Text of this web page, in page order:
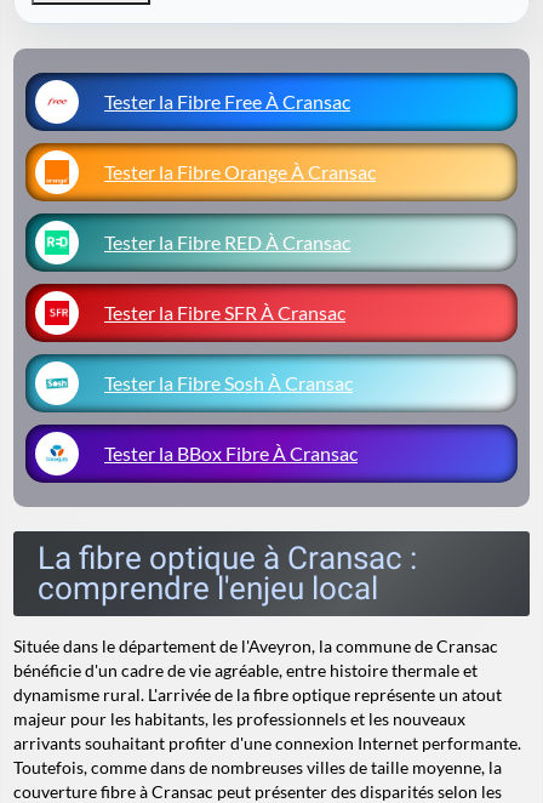
Tester la Fibre Free À Cransac
Tester la Fibre Orange À Cransac
Tester la Fibre RED À Cransac
Tester la Fibre SFR À Cransac
Tester la Fibre Sosh À Cransac
Tester la BBox Fibre À Cransac
La fibre optique à Cransac :
comprendre l'enjeu local
Située dans le département de l'Aveyron, la commune de Cransac
bénéficie d'un cadre de vie agréable, entre histoire thermale et
dynamisme rural. L'arrivée de la fibre optique représente un atout
majeur pour les habitants, les professionnels et les nouveaux
arrivants souhaitant profiter d'une connexion Internet performante.
Toutefois, comme dans de nombreuses villes de taille moyenne, la
couverture fibre à Cransac peut présenter des disparités selon les